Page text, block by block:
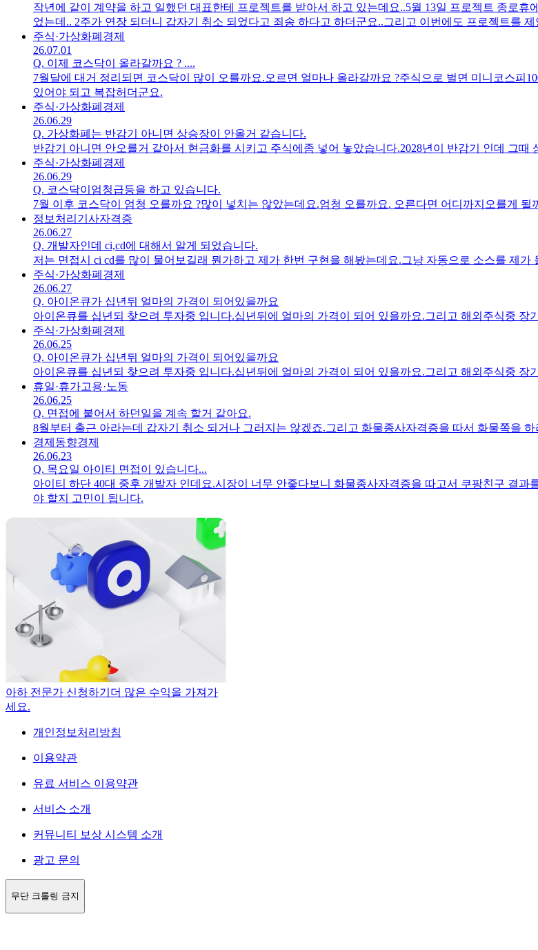
작년에 같이 계약을 하고 일했던 대표한테 프로젝트를 받아서 하고 있는데요..5월 13일 프로젝트 종로휴
었는데.. 2주가 연장 되더니 갑자기 취소 되었다고 죄송 하다고 하더군요..그리고 이번에도 프로젝트를
아니고 상위 업체 같습니다.그런데 오늘 카톡으로 프로젝트가 8월1일부터인데 8월 17일 부터 2월 26일
서 준다고 카톡이 왔더군요.. 일정이 기존보다 밀리다 보니 돈을 원래보다 좀 더준다고 온거 같아요.. 저
되네요..그리고 여기 확정이후에 면접이 잡힌데가 좀 있었는데, 프로젝트 확정된 데가 있어서 제가 면접
기하고 다시는 안해야 될거 같은데.. 취소가 된다면 무슨 방법이 있을까요..제가 피해본게 있으니 피해
직접 쓴거는 아니고요... 카톡으로 프로젝트 확정 8월 1일 그리고 연기후 8월 17일 확정 카톡은 있습니다.
주식·가상화폐 경제
26.07.01
Q. 이제 코스닥이 올라갈까요 ? ....
7월달에 대거 정리되면 코스닥이 많이 오를까요.오르면 얼마나 올라갈까요 ?주식으로 벌면 미니코스피
있어야 되고 복잡허더군요.
주식·가상화폐 경제
26.06.29
Q. 가상화폐는 반감기 아니면 상승장이 안올거 같습니다.
반감기 아니면 안오를거 같아서 현금화를 시키고 주식에좀 넣어 놓았습니다.2028년이 반감기 인데 그때
주식·가상화폐 경제
26.06.29
Q. 코스닥이엄청급등을 하고 있습니다.
7월 이후 코스닥이 엄청 오를까요 ?많이 넣치는 않았는데요.엄청 오를까요. 오른다면 어디까지오를게 될
정보처리기사자격증
26.06.27
Q. 개발자인데 ci,cd에 대해서 알게 되었습니다.
저는 면접시 ci cd를 많이 물어보길래 뭔가하고 제가 한번 구현을 해봤는데요.그냥 자동으로 소스를 제
주식·가상화폐 경제
26.06.27
Q. 아이온큐가 십년뒤 얼마의 가격이 되어있을까요
아이온큐를 십년되 찾으려 투자중 입니다.십년뒤에 얼마의 가격이 되어 있을까요.그리고 해외주식중 장
주식·가상화폐 경제
26.06.25
Q. 아이온큐가 십년뒤 얼마의 가격이 되어있을까요
아이온큐를 십년되 찾으려 투자중 입니다.십년뒤에 얼마의 가격이 되어 있을까요.그리고 해외주식중 장
휴일·휴가고용·노동
26.06.25
Q. 면접에 붙어서 하던일을 계속 할거 같아요.
8월부터 출근 아라는데 갑자기 취소 되거나 그러지는 않겠죠.그리고 화물종사자격증을 따서 화물쪽을
경제동향경제
26.06.23
Q. 목요일 아이티 면접이 있습니다...
아이티 하단 40대 중후 개발자 인데요.시장이 너무 안줗다보니 화물종사자격증을 따고서 쿠팡친구 결과
야 할지 고민이 됩니다.
아하 전문가 신청하기 더 많은 수익을 가져가
세요.
개인정보처리방침
이용약관
유료 서비스 이용약관
서비스 소개
커뮤니티 보상 시스템 소개
광고 문의
무단 크롤링 금지